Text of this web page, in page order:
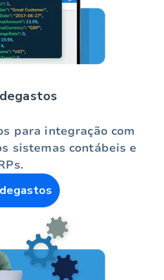
para integração com
sistemas contábeis e